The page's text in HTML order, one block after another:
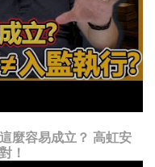
麼容易成立？ 高虹安
！